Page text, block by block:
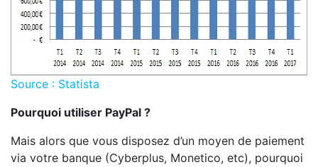
Source : Statista
Pourquoi utiliser PayPal ?
Mais alors que vous disposez d’un moyen de paiement
via votre banque (Cyberplus, Monetico, etc), pourquoi